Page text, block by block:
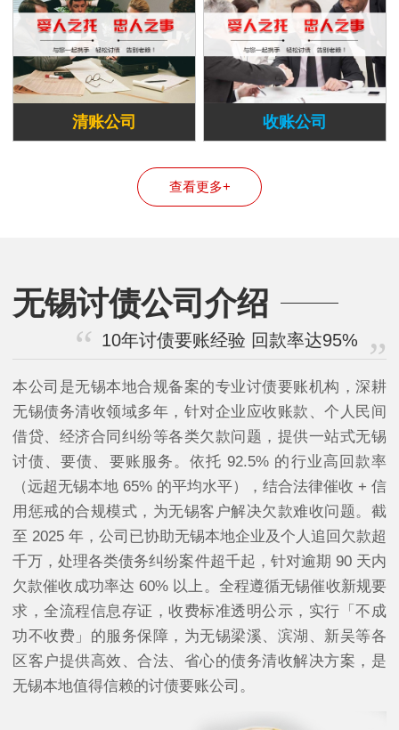
清账公司 收账公司
查看更多+
无锡讨债公司介绍
10年讨债要账经验 回款率达95%
本公司是无锡本地合规备案的专业讨债要账机构，深耕
无锡债务清收领域多年，针对企业应收账款、个人民间
借贷、经济合同纠纷等各类欠款问题，提供一站式无锡
讨债、要债、要账服务。依托 92.5% 的行业高回款率
（远超无锡本地 65% 的平均水平），结合法律催收 + 信
用惩戒的合规模式，为无锡客户解决欠款难收问题。截
至 2025 年，公司已协助无锡本地企业及个人追回欠款超
千万，处理各类债务纠纷案件超千起，针对逾期 90 天内
欠款催收成功率达 60% 以上。全程遵循无锡催收新规要
求，全流程信息存证，收费标准透明公示，实行「不成
功不收费」的服务保障，为无锡梁溪、滨湖、新吴等各
区客户提供高效、合法、省心的债务清收解决方案，是
无锡本地值得信赖的讨债要账公司。